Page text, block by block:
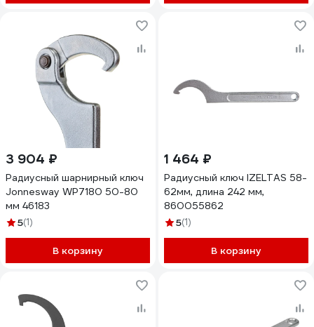
3 904 ₽
Радиусный шарнирный ключ
Jonnesway WP7180 50-80
мм 46183
5(1)
В корзину
1 464 ₽
Радиусный ключ IZELTAS 58-
62мм, длина 242 мм,
860055862
5(1)
В корзину